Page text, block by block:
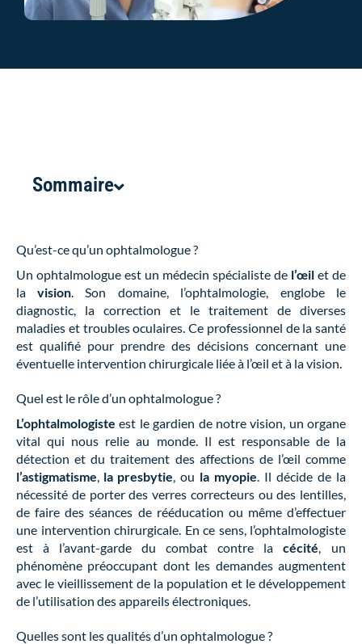
Sommaire
Qu’est-ce qu’un ophtalmologue ?
Un ophtalmologue est un médecin spécialiste de l’œil et de
la vision . Son domaine, l’ophtalmologie, englobe le
diagnostic, la correction et le traitement de diverses
maladies et troubles oculaires. Ce professionnel de la santé
est qualifié pour prendre des décisions concernant une
éventuelle intervention chirurgicale liée à l’œil et à la vision.
Quel est le rôle d’un ophtalmologue ?
L’ophtalmologiste est le gardien de notre vision, un organe
vital qui nous relie au monde. Il est responsable de la
détection et du traitement des affections de l’œil comme
l’astigmatisme la presbytie , ou la myopie . Il décide de la
nécessité de porter des verres correcteurs ou des lentilles,
de faire des séances de rééducation ou même d’effectuer
une intervention chirurgicale. En ce sens, l’ophtalmologiste
est à l’avant-garde du combat contre la cécité , un
phénomène préoccupant dont les demandes augmentent
avec le vieillissement de la population et le développement
de l’utilisation des appareils électroniques.
Quelles sont les qualités d’un ophtalmologue ?